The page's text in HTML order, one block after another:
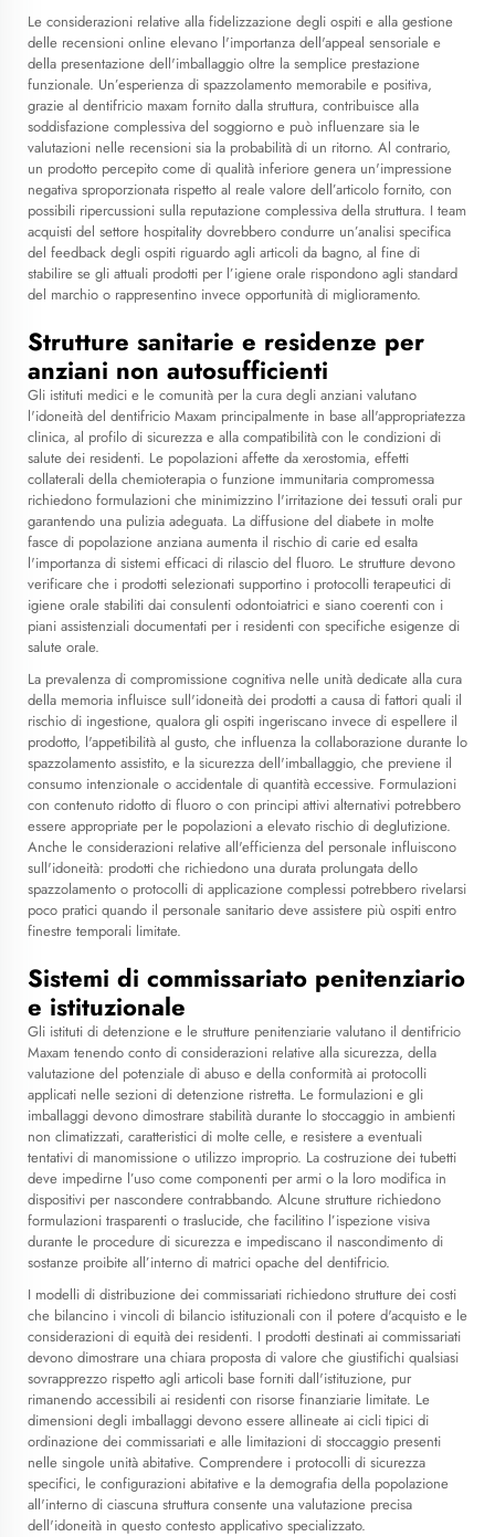
Le considerazioni relative alla fidelizzazione degli ospiti e alla gestione
delle recensioni online elevano l'importanza dell'appeal sensoriale e
della presentazione dell'imballaggio oltre la semplice prestazione
funzionale. Un’esperienza di spazzolamento memorabile e positiva,
grazie al dentifricio maxam fornito dalla struttura, contribuisce alla
soddisfazione complessiva del soggiorno e può influenzare sia le
valutazioni nelle recensioni sia la probabilità di un ritorno. Al contrario,
un prodotto percepito come di qualità inferiore genera un'impressione
negativa sproporzionata rispetto al reale valore dell’articolo fornito, con
possibili ripercussioni sulla reputazione complessiva della struttura. I team
acquisti del settore hospitality dovrebbero condurre un’analisi specifica
del feedback degli ospiti riguardo agli articoli da bagno, al fine di
stabilire se gli attuali prodotti per l’igiene orale rispondono agli standard
del marchio o rappresentino invece opportunità di miglioramento.
Strutture sanitarie e residenze per
anziani non autosufficienti
Gli istituti medici e le comunità per la cura degli anziani valutano
l'idoneità del dentifricio Maxam principalmente in base all'appropriatezza
clinica, al profilo di sicurezza e alla compatibilità con le condizioni di
salute dei residenti. Le popolazioni affette da xerostomia, effetti
collaterali della chemioterapia o funzione immunitaria compromessa
richiedono formulazioni che minimizzino l'irritazione dei tessuti orali pur
garantendo una pulizia adeguata. La diffusione del diabete in molte
fasce di popolazione anziana aumenta il rischio di carie ed esalta
l'importanza di sistemi efficaci di rilascio del fluoro. Le strutture devono
verificare che i prodotti selezionati supportino i protocolli terapeutici di
igiene orale stabiliti dai consulenti odontoiatrici e siano coerenti con i
piani assistenziali documentati per i residenti con specifiche esigenze di
salute orale.
La prevalenza di compromissione cognitiva nelle unità dedicate alla cura
della memoria influisce sull'idoneità dei prodotti a causa di fattori quali il
rischio di ingestione, qualora gli ospiti ingeriscano invece di espellere il
prodotto, l'appetibilità al gusto, che influenza la collaborazione durante lo
spazzolamento assistito, e la sicurezza dell'imballaggio, che previene il
consumo intenzionale o accidentale di quantità eccessive. Formulazioni
con contenuto ridotto di fluoro o con principi attivi alternativi potrebbero
essere appropriate per le popolazioni a elevato rischio di deglutizione.
Anche le considerazioni relative all'efficienza del personale influiscono
sull'idoneità: prodotti che richiedono una durata prolungata dello
spazzolamento o protocolli di applicazione complessi potrebbero rivelarsi
poco pratici quando il personale sanitario deve assistere più ospiti entro
finestre temporali limitate.
Sistemi di commissariato penitenziario
e istituzionale
Gli istituti di detenzione e le strutture penitenziarie valutano il dentifricio
Maxam tenendo conto di considerazioni relative alla sicurezza, della
valutazione del potenziale di abuso e della conformità ai protocolli
applicati nelle sezioni di detenzione ristretta. Le formulazioni e gli
imballaggi devono dimostrare stabilità durante lo stoccaggio in ambienti
non climatizzati, caratteristici di molte celle, e resistere a eventuali
tentativi di manomissione o utilizzo improprio. La costruzione dei tubetti
deve impedirne l’uso come componenti per armi o la loro modifica in
dispositivi per nascondere contrabbando. Alcune strutture richiedono
formulazioni trasparenti o traslucide, che facilitino l’ispezione visiva
durante le procedure di sicurezza e impediscano il nascondimento di
sostanze proibite all’interno di matrici opache del dentifricio.
I modelli di distribuzione dei commissariati richiedono strutture dei costi
che bilancino i vincoli di bilancio istituzionali con il potere d'acquisto e le
considerazioni di equità dei residenti. I prodotti destinati ai commissariati
devono dimostrare una chiara proposta di valore che giustifichi qualsiasi
sovrapprezzo rispetto agli articoli base forniti dall'istituzione, pur
rimanendo accessibili ai residenti con risorse finanziarie limitate. Le
dimensioni degli imballaggi devono essere allineate ai cicli tipici di
ordinazione dei commissariati e alle limitazioni di stoccaggio presenti
nelle singole unità abitative. Comprendere i protocolli di sicurezza
specifici, le configurazioni abitative e la demografia della popolazione
all'interno di ciascuna struttura consente una valutazione precisa
dell'idoneità in questo contesto applicativo specializzato.